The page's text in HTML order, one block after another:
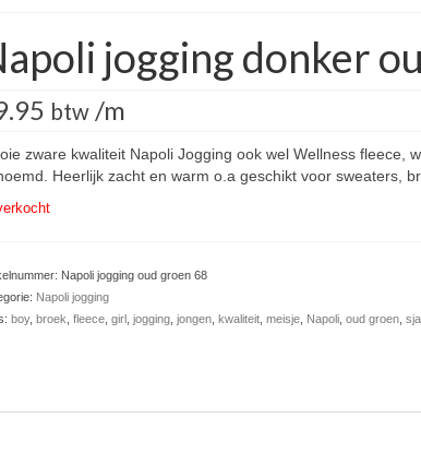
jogging donker
btw/m
zware kwaliteit Napoli Jogging ook wel Wellness fleece,
Heerlijk zacht en warm o.a geschikt voor sweaters,
Napoli jogging oud groen 68
Napoli jogging
boy, broek fleece, girl, jogging, jongen, kwaliteit, meisje, Napoli, oud groen,